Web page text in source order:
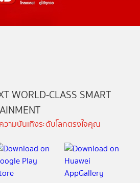
WORLD-CLASS SMART
ามบันเทิงระดับโลกตรงใจคุณ